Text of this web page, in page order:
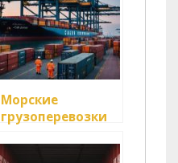
Морские
грузоперевозки
эффективные